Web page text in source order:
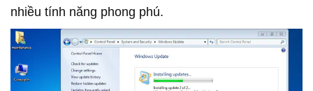
nhiều tính năng phong phú.